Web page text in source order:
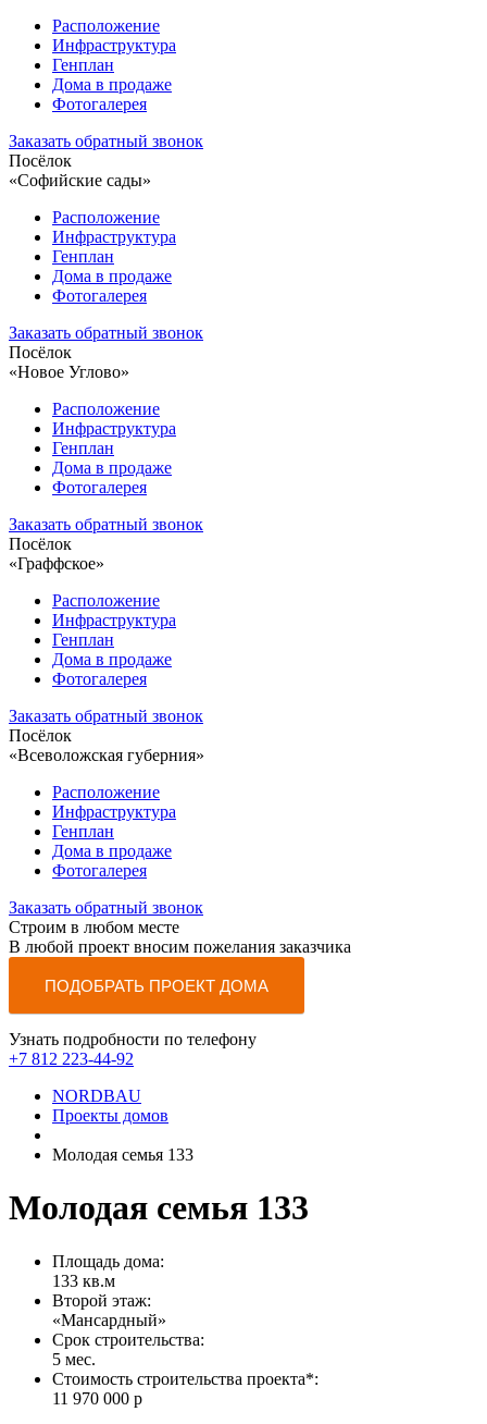
Расположение
Инфраструктура
Генплан
Дома в продаже
Фотогалерея
Заказать обратный звонок
Посёлок
«Софийские сады»
Расположение
Инфраструктура
Генплан
Дома в продаже
Фотогалерея
Заказать обратный звонок
Посёлок
«Новое Углово»
Расположение
Инфраструктура
Генплан
Дома в продаже
Фотогалерея
Заказать обратный звонок
Посёлок
«Граффское»
Расположение
Инфраструктура
Генплан
Дома в продаже
Фотогалерея
Заказать обратный звонок
Посёлок
«Всеволожская губерния»
Расположение
Инфраструктура
Генплан
Дома в продаже
Фотогалерея
Заказать обратный звонок
Строим в любом месте
В любой проект вносим пожелания заказчика
ПОДОБРАТЬ ПРОЕКТ ДОМА
Узнать подробности по телефону
+7 812 223-44-92
NORDBAU
Проекты домов
Молодая семья 133
Молодая семья 133
Площадь дома:
133 кв.м
Второй этаж:
«Мансардный»
Срок строительства:
5 мес.
Стоимость строительства проекта*:
11 970 000 р